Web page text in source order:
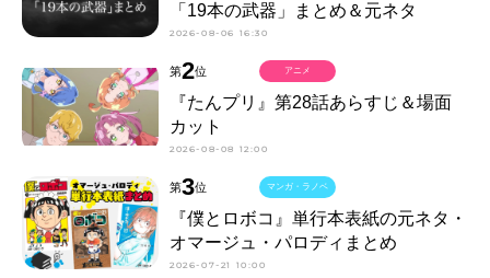
「19本の武器」まとめ＆元ネタ
2026-08-06 16:30
第2位
『たんプリ』第28話あらすじ＆場面
カット
2026-08-08 12:00
アニメ
第3位
『僕とロボコ』単行本表紙の元ネタ・
オマージュ・パロディまとめ
2026-07-21 10:00
マンガ・ラノベ